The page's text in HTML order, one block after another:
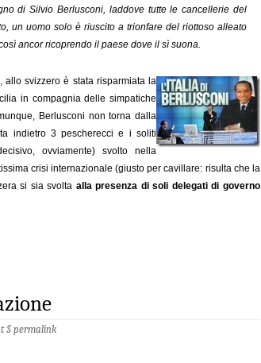
di Silvio Berlusconi, laddove tutte le cancellerie del
un uomo solo è riuscito a trionfare del riottoso alleato
ancor ricoprendo il paese dove il sì suona.
allo svizzero è stata risparmiata la
in compagnia delle simpatiche
Berlusconi non torna dalla
indietro 3 pescherecci e i soliti
ovviamente) svolto nella
crisi internazionale (giusto per cavillare: risulta che la
si sia svolta alla presenza di soli delegati di governo
§permalink